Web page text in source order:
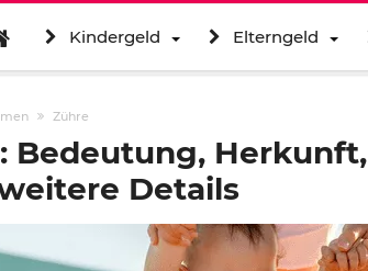
Kindergeld Elterngeld
Zühre
Bedeutung, Herkunft,
Details